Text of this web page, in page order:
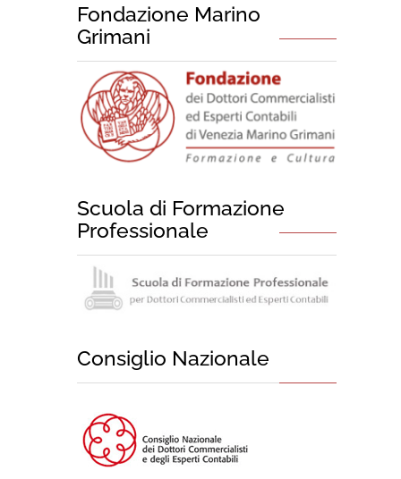
Fondazione Marino
Grimani
Scuola di Formazione
Professionale
Consiglio Nazionale